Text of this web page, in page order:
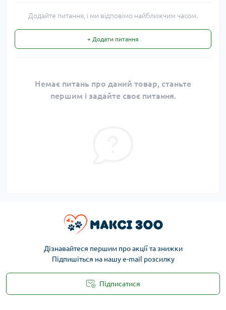
Додайте питання, і ми відповімо найближчим часом.
+ Додати питання
Немає питань про даний товар, станьте
першим і задайте своє питання.
Дізнавайтеся першим про акції та знижки
Підпишіться на нашу e-mail розсилку
Підписатися